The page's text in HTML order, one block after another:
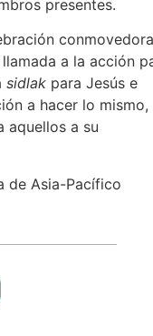
presentes.
conmovedora
a la acción
sidlak para Jesús e
a hacer lo mismo,
aquellos a su
de Asia-Pacífico